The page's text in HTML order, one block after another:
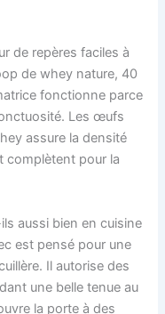
de repères faciles à
de whey nature, 40
fonctionne parce
Les œufs
assure la densité
complètent pour la
aussi bien en cuisine
est pensé pour une
Il autorise des
une belle tenue au
la porte à des